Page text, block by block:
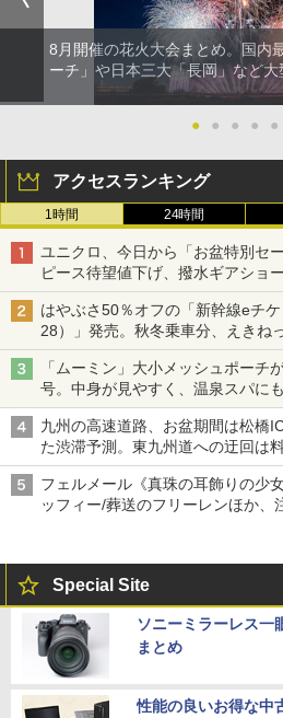
8月開催の花火大会まとめ。国内
ーチ」や日本三大「長岡」など大
● ● ● ● ●
アクセスランキング
1時間 24時間
ユニクロ、今日から「お盆特別セ
ピース待望値下げ、撥水ギアショ
はやぶさ50％オフの「新幹線eチ
28）」発売。秋冬乗車分、えきね
「ムーミン」大小メッシュポーチ
号。中身が見やすく、温泉スパに
九州の高速道路、お盆期間は松橋
た渋滞予測。東九州道への迂回は
フェルメール《真珠の耳飾りの少
ッフィー/葬送のフリーレンほか、
Special Site
ソニーミラーレス一
まとめ
性能の良いお得な中